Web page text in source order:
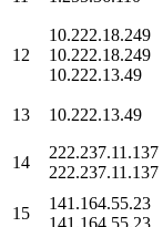
12
10.222.18.249
10.222.18.249
10.222.13.49
13 10.222.13.49
14
222.237.11.137
222.237.11.137
15
141.164.55.23